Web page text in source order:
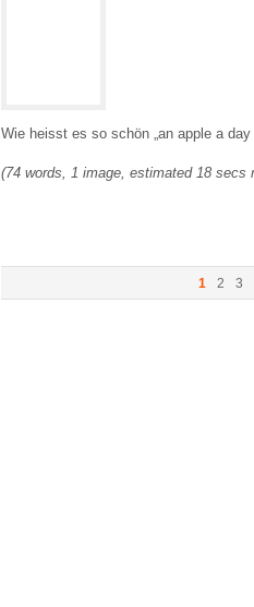
Wie heisst es so schön „an apple a
(74 words, 1 image, estimated 18 secs
1 2 3